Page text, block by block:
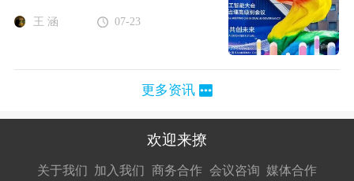
王 涵 07-23
更多资讯
欢迎来撩
关于我们 加入我们
接扔简历
商务合作
接开聊
会议咨询 媒体合作
接开聊